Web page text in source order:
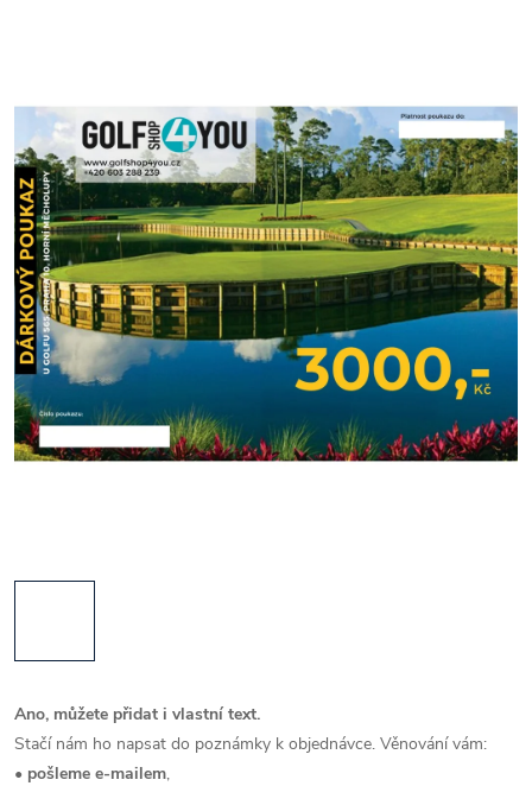
Ano, můžete přidat i vlastní text.
Stačí nám ho napsat do poznámky k objednávce. Věnování vám:
• pošleme e-mailem,